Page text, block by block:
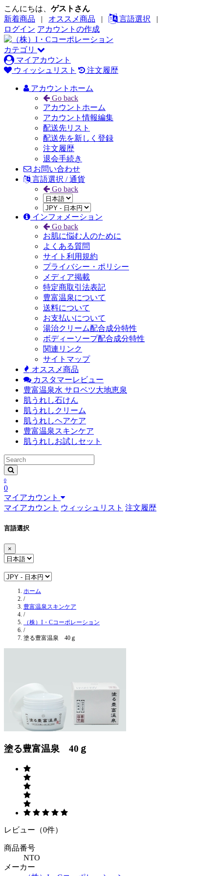
こんにちは、 ゲストさん
新着商品 | オススメ商品 | 言語選択 |
ログイン アカウントの作成
カテゴリ
マイアカウント
ウィッシュリスト
注文履歴
アカウントホーム
Go back
アカウントホーム
アカウント情報編集
配送先リスト
配送先を新しく登録
注文履歴
退会手続き
お問い合わせ
言語選択 / 通貨
Go back
インフォメーション
Go back
お肌に悩む人のために
よくある質問
サイト利用規約
プライバシー・ポリシー
メディア掲載
特定商取引法表記
豊富温泉について
送料について
お支払いについて
湯治クリーム配合成分特性
ボディーソープ配合成分特性
関連リンク
サイトマップ
オススメ商品
カスタマーレビュー
豊富温泉水 サロベツ大地恵泉
肌うれし石けん
肌うれしクリーム
肌うれしヘアケア
豊富温泉スキンケア
肌うれしお試しセット
0
0
マイアカウント
マイアカウント ウィッシュリスト 注文履歴
言語選択
×
ホーム
/
豊富温泉スキンケア
/
（株）I・Cコーポレーション
/
塗る豊富温泉 40ｇ
塗る豊富温泉 40ｇ
レビュー（0件）
商品番号
NTO
メーカー